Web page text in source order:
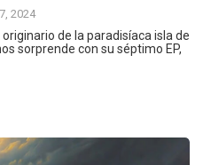
2024
de la paradisíaca isla de
sorprende con su séptimo EP,